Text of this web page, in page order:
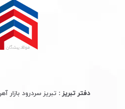
دفتر تبریز : تبریز سردرود